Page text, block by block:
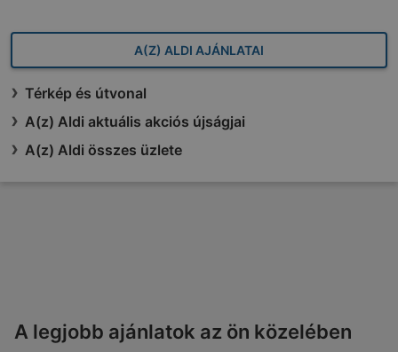
A(Z) ALDI AJÁNLATAI
Térkép és útvonal
A(z) Aldi aktuális akciós újságjai
A(z) Aldi összes üzlete
A legjobb ajánlatok az ön közelében